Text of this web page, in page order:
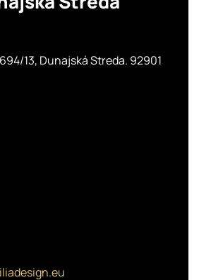
13, Dunajská Streda. 92901